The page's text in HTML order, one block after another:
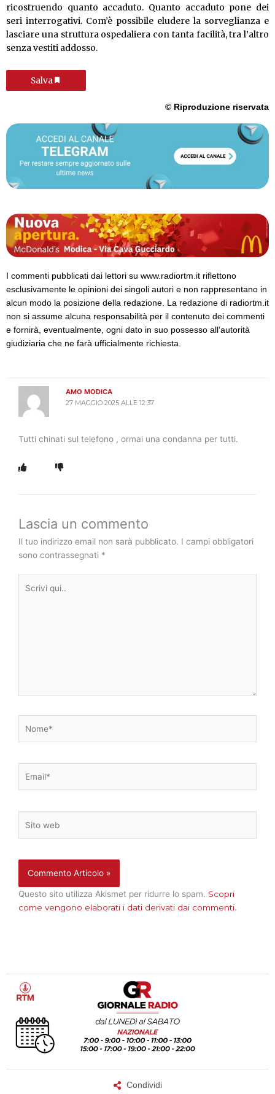
ricostruendo quanto accaduto. Quanto accaduto pone dei
seri interrogativi. Com’è possibile eludere la sorveglianza e
lasciare una struttura ospedaliera con tanta facilità, tra l’altro
senza vestiti addosso.
Salva
© Riproduzione riservata
I commenti pubblicati dai lettori su www.radiortm.it riflettono
esclusivamente le opinioni dei singoli autori e non rappresentano in
alcun modo la posizione della redazione. La redazione di radiortm.it
non si assume alcuna responsabilità per il contenuto dei commenti
e fornirà, eventualmente, ogni dato in suo possesso all’autorità
giudiziaria che ne farà ufficialmente richiesta.
AMO MODICA
27 MAGGIO 2025 ALLE 12:37
Tutti chinati sul telefono , ormai una condanna per tutti.
Lascia un commento
Il tuo indirizzo email non sarà pubblicato. I campi obbligatori
sono contrassegnati *
qui..
web
Questo sito utilizza Akismet per ridurre lo spam. Scopri
come vengono elaborati i dati derivati dai commenti.
Condividi